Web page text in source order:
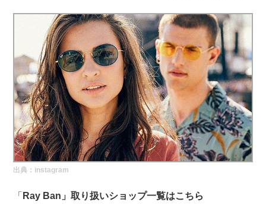
BUYMAで人気のブランド
BUYMAの売れ筋商品
バイマの疑問に現役パーソナルショッパーが答えてみた
バイマ活動の疑問に売れっ子現役バイヤーが答えてみた
実録！海外ショップで買ってみた！
海外SHOP LIST
出典： instagram
「 Ray Ban」取り扱いショップ一覧はこちら